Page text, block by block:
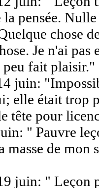
la pensée.
chose
Je n'ai
fait plaisir."
juin:
elle était trop
tête pour
" Pauvre
masse de mon
juin: " Leçon